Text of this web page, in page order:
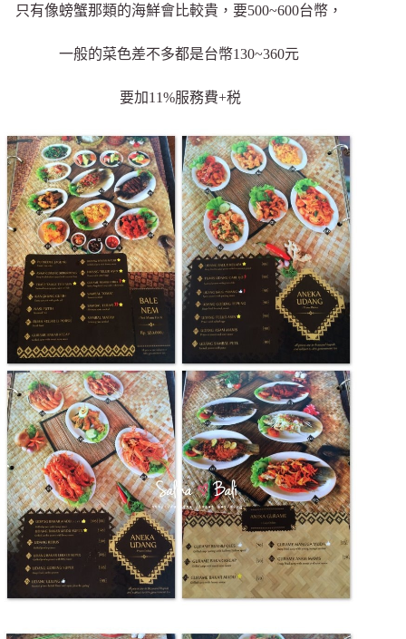
只有像螃蟹那類的海鮮會比較貴，要500~600台幣，
一般的菜色差不多都是台幣130~360元
要加11%服務費+税